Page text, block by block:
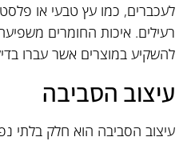
לעכברים, כמו עץ טבעי או
רעילים. איכות החומרים
להשקיע במוצרים אשר עברו
עיצוב הסביבה
עיצוב הסביבה הוא חלק בלתי